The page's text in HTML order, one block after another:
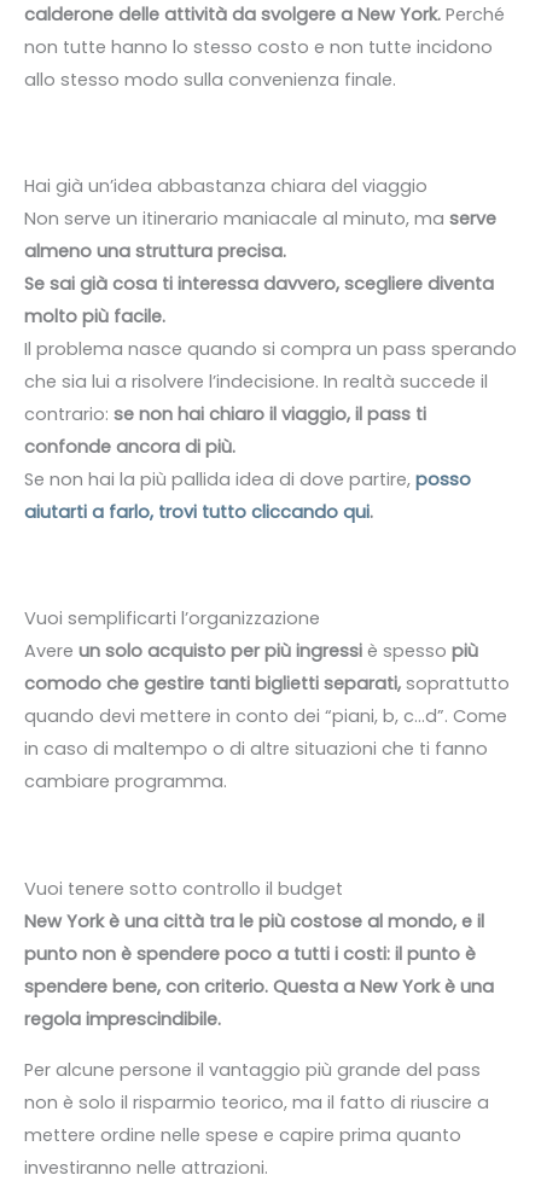
calderone delle attività da svolgere a New York. Perché
non tutte hanno lo stesso costo e non tutte incidono
allo stesso modo sulla convenienza finale.
Hai già un’idea abbastanza chiara del viaggio
Non serve un itinerario maniacale al minuto, ma serve
almeno una struttura precisa.
Se sai già cosa ti interessa davvero, scegliere diventa
molto più facile.
Il problema nasce quando si compra un pass sperando
che sia lui a risolvere l’indecisione. In realtà succede il
contrario: se non hai chiaro il viaggio, il pass ti
confonde ancora di più.
Se non hai la più pallida idea di dove partire, posso
aiutarti a farlo, trovi tutto cliccando qui.
Vuoi semplificarti l’organizzazione
Avere un solo acquisto per più ingressi è spesso più
comodo che gestire tanti biglietti separati, soprattutto
quando devi mettere in conto dei “piani, b, c…d”. Come
in caso di maltempo o di altre situazioni che ti fanno
cambiare programma.
Vuoi tenere sotto controllo il budget
New York è una città tra le più costose al mondo, e il
punto non è spendere poco a tutti i costi: il punto è
spendere bene, con criterio. Questa a New York è una
regola imprescindibile.
Per alcune persone il vantaggio più grande del pass
non è solo il risparmio teorico, ma il fatto di riuscire a
mettere ordine nelle spese e capire prima quanto
investiranno nelle attrazioni.